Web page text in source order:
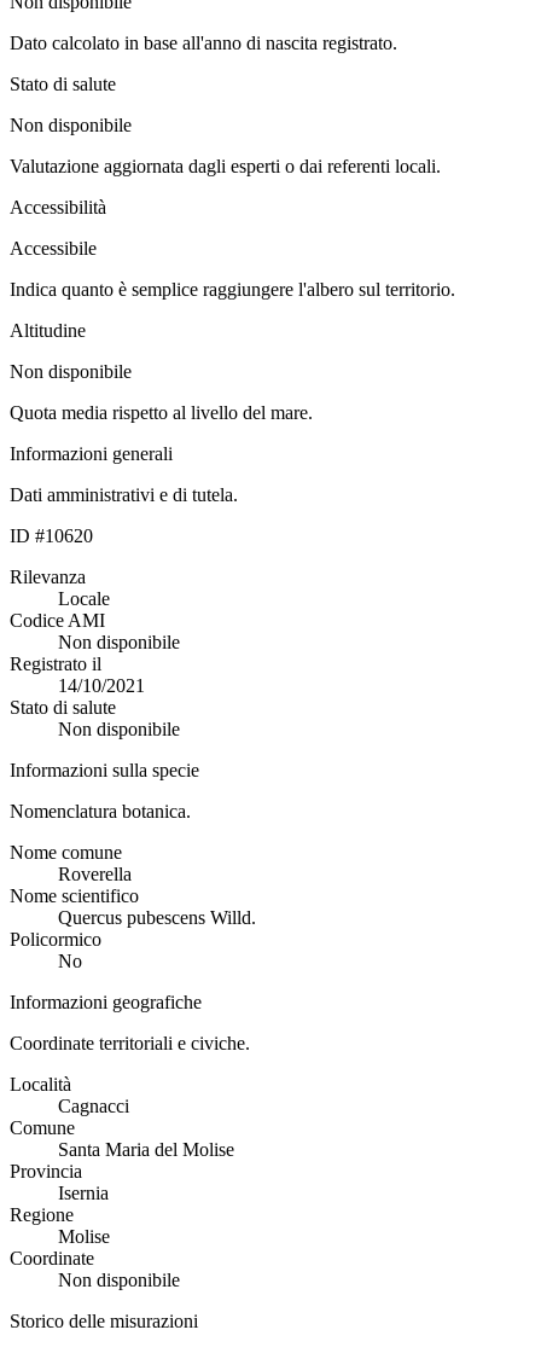
Dato calcolato in base all'anno di nascita registrato.
Stato di salute
Non disponibile
Valutazione aggiornata dagli esperti o dai referenti locali.
Accessibilità
Accessibile
Indica quanto è semplice raggiungere l'albero sul territorio.
Altitudine
Non disponibile
Quota media rispetto al livello del mare.
Informazioni generali
Dati amministrativi e di tutela.
ID #10620
Rilevanza
Locale
Codice AMI
Non disponibile
Registrato il
14/10/2021
Stato di salute
Non disponibile
Informazioni sulla specie
Nomenclatura botanica.
Nome comune
Roverella
Nome scientifico
Quercus pubescens Willd.
Policormico
No
Informazioni geografiche
Coordinate territoriali e civiche.
Località
Cagnacci
Comune
Santa Maria del Molise
Provincia
Isernia
Regione
Molise
Coordinate
Non disponibile
Storico delle misurazioni